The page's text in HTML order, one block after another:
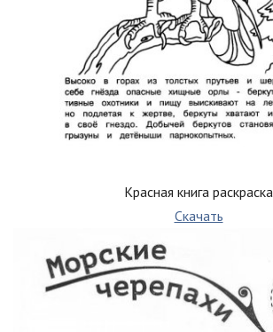
Красная книга раскраска
Скачать